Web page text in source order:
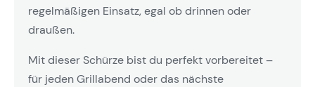
regelmäßigen Einsatz, egal ob drinnen oder
draußen.
Mit dieser Schürze bist du perfekt vorbereitet –
für jeden Grillabend oder das nächste